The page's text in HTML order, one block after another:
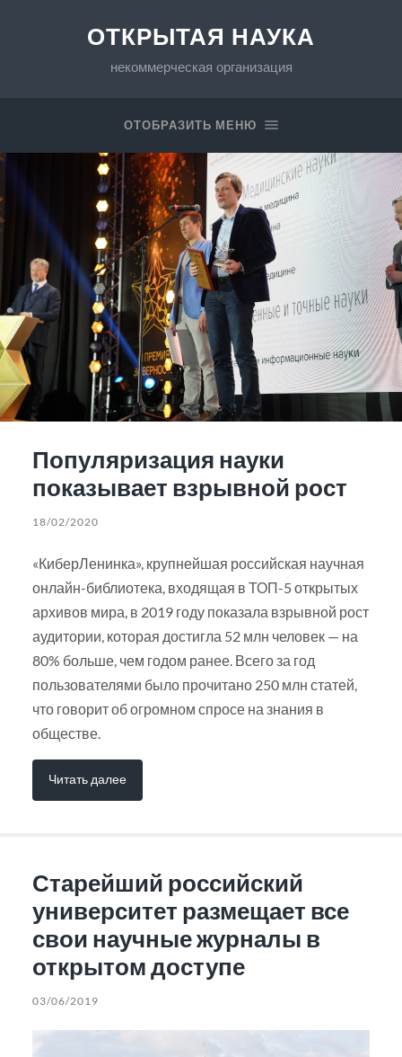
ОТКРЫТАЯ НАУКА
некоммерческая организация
ОТОБРАЗИТЬ МЕНЮ
Популяризация науки
показывает взрывной рост
18/02/2020
«КиберЛенинка», крупнейшая российская научная
онлайн-библиотека, входящая в ТОП-5 открытых
архивов мира, в 2019 году показала взрывной рост
аудитории, которая достигла 52 млн человек — на
80% больше, чем годом ранее. Всего за год
пользователями было прочитано 250 млн статей,
что говорит об огромном спросе на знания в
обществе.
Читать далее
Старейший российский
университет размещает все
свои научные журналы в
открытом доступе
03/06/2019